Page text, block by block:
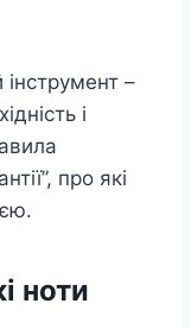
–
і
про які
ноти